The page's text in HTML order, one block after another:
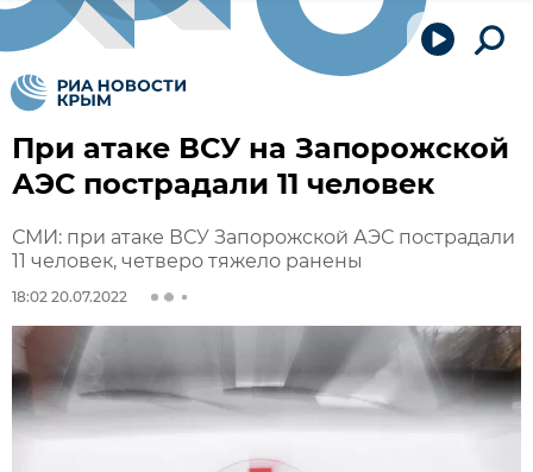
При атаке ВСУ на Запорожской
АЭС пострадали 11 человек
СМИ: при атаке ВСУ Запорожской АЭС пострадали
11 человек, четверо тяжело ранены
18:02 20.07.2022